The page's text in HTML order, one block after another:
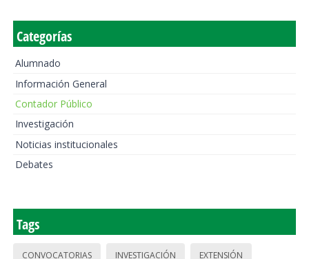
Categorías
Alumnado
Información General
Contador Público
Investigación
Noticias institucionales
Debates
Tags
CONVOCATORIAS INVESTIGACIÓN EXTENSIÓN